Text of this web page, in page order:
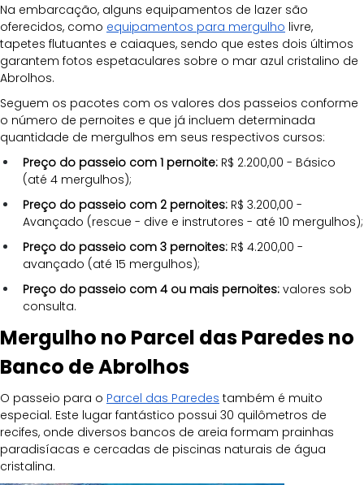
Na embarcação, alguns equipamentos de lazer são
oferecidos, como equipamentos para mergulho livre,
tapetes flutuantes e caiaques, sendo que estes dois últimos
garantem fotos espetaculares sobre o mar azul cristalino de
Abrolhos.
Seguem os pacotes com os valores dos passeios conforme
o número de pernoites e que já incluem determinada
quantidade de mergulhos em seus respectivos cursos:
Preço do passeio com 1 pernoite: R$ 2.200,00 - Básico
(até 4 mergulhos);
Preço do passeio com 2 pernoites: R$ 3.200,00 -
Avançado (rescue - dive e instrutores - até 10 mergulhos);
Preço do passeio com 3 pernoites: R$ 4.200,00 -
avançado (até 15 mergulhos);
Preço do passeio com 4 ou mais pernoites: valores sob
consulta.
Mergulho no Parcel das Paredes no
Banco de Abrolhos
O passeio para o Parcel das Paredes também é muito
especial. Este lugar fantástico possui 30 quilômetros de
recifes, onde diversos bancos de areia formam prainhas
paradisíacas e cercadas de piscinas naturais de água
cristalina.